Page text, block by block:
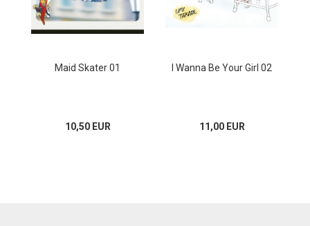
Maid Skater 01
10,50 EUR
I Wanna Be Your Girl 02
11,00 EUR